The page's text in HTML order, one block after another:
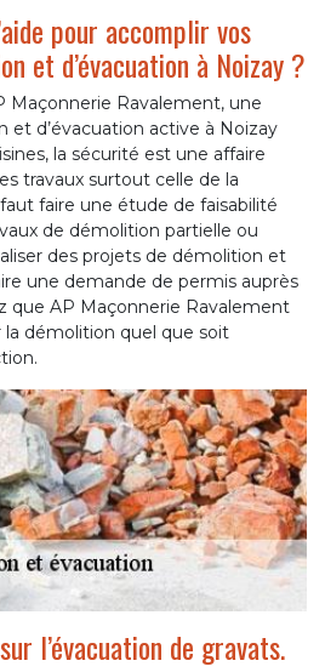
pour accomplir vos
et d’évacuation à Noizay ?
Maçonnerie Ravalement, une
et d’évacuation active à Noizay
la sécurité est une affaire
travaux surtout celle de la
faire une étude de faisabilité
de démolition partielle ou
des projets de démolition et
une demande de permis auprès
que AP Maçonnerie Ravalement
démolition quel que soit
l’évacuation de gravats.